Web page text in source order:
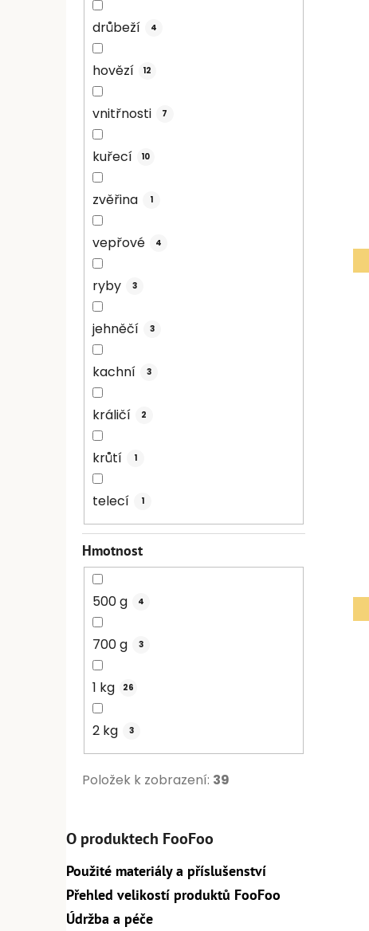
drůbeží 4
hovězí 12
vnitřnosti 7
kuřecí 10
zvěřina 1
vepřové 4
ryby 3
jehněčí 3
kachní 3
králičí 2
krůtí 1
telecí 1
Hmotnost
500 g 4
700 g 3
1 kg 26
2 kg 3
Položek k zobrazení: 39
O produktech FooFoo
Použité materiály a příslušenství
Přehled velikostí produktů FooFoo
Údržba a péče